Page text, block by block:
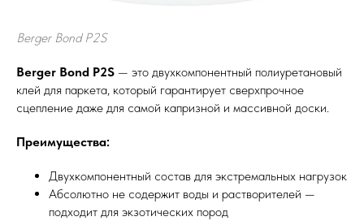
Berger Bond P2S
Berger Bond P2S — это двухкомпонентный полиуретановый
клей для паркета, который гарантирует сверхпрочное
сцепление даже для самой капризной и массивной доски.
Преимущества:
Двухкомпонентный состав для экстремальных нагрузок
Абсолютно не содержит воды и растворителей —
подходит для экзотических пород